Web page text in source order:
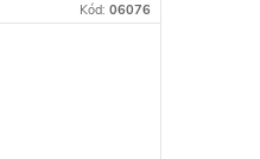
Kód: 06076